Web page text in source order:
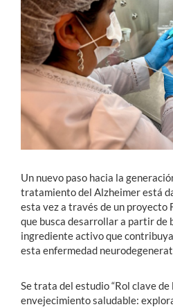
Estudiantes
Académicos
Funcionarios
Alumni
Un nuevo paso hacia la
tratamiento del Alzheimer está
esta vez a través de un proyecto
que busca desarrollar a partir de
ingrediente activo que
esta enfermedad
Se trata del estudio “Rol clave
envejecimiento saludable: